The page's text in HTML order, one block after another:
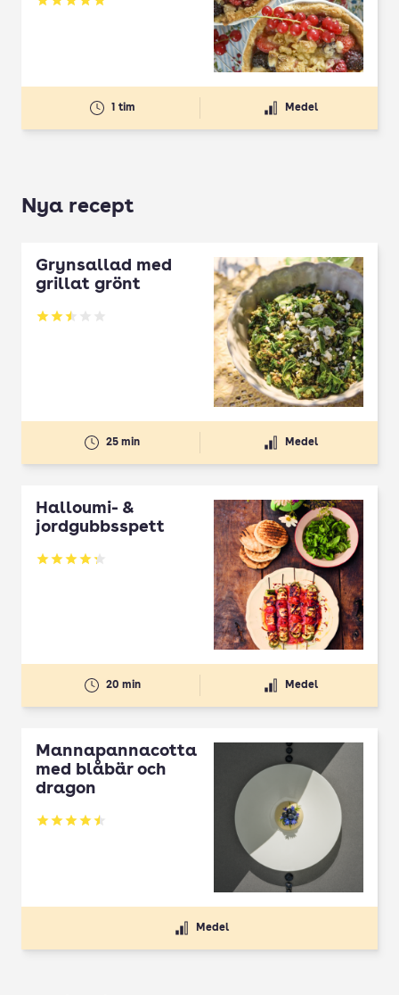
Betyg: 5 av 5
1 tim Medel
Nya recept
Grynsallad med
grillat grönt
Betyg: 2.5 av 5
25 min Medel
Halloumi- &
jordgubbsspett
Betyg: 4.3 av 5
20 min Medel
Mannapannacotta
med blåbär och
dragon
Betyg: 4.5 av 5
Medel